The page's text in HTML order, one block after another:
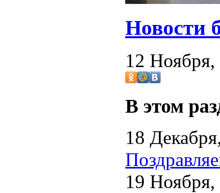
Новости
12
В этом
18
19 Ноября,